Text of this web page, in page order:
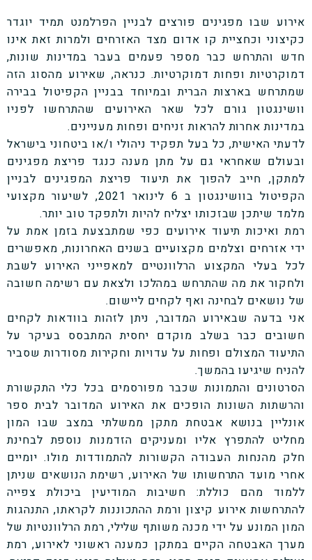
אירוע שבו מפגינים פורצים לבניין הפרלמנט תמיד יוגדר
כקיצוני וכחציית קו אדום מצד האזרחים ולמרות זאת אינו
חדש והתרחש כבר מספר פעמים בעבר במדינות שונות,
דמוקרטיות ופחות דמוקרטיות. כנראה, שאירוע מהסוג הזה
שמתרחש בארצות הברית ובמיוחד בבניין הקפיטול בבירה
וושינגטון גורם לכל שאר האירועים שהתרחשו לפניו
במדינות אחרות להראות זניחים ופחות מעניינים.
לדעתי האישית, כל בעל תפקיד ניהולי ו/או ביטחוני בישראל
ובעולם שאחראי גם על מתן מענה כנגד פריצת מפגינים
למתקן, חייב להפוך את תיעוד פריצת המפגינים לבניין
הקפיטול בוושינגטון ב 6 לינואר 2021, לשיעור מקצועי
מלמד שיתכן שבזכותו יצליח להיות ולתפקד טוב יותר.
רמת ואיכות תיעוד אירועים כפי שמתבצעת בזמן אמת על
ידי אזרחים וצלמים מקצועיים בשנים האחרונות, מאפשרים
לכל בעלי המקצוע הרלוונטיים למאפייני האירוע לשבת
ולחקור את מה שהתרחש במהלכו ולצאת עם רשימה חשובה
של נושאים לבחינה ואף לקחים ליישום.
אני בדעה שבאירוע המדובר, ניתן לזהות בוודאות לקחים
חשובים כבר בשלב מוקדם יחסית המתבסס בעיקר על
התיעוד המצולם ופחות על עדויות וחקירות מסודרות שסביר
להניח שיגיעו בהמשך.
הסרטונים והתמונות שכבר מפורסמים בכל כלי התקשורת
והרשתות השונות הופכים את האירוע המדובר לבית ספר
אונליין בנושא אבטחת מתקן ממשלתי במצב שבו המון
מחליט להתפרץ אליו ומעניקים הזדמנות נוספת לבחינת
חלק מהנחות העבודה הקשורות להתמודדות מולו. יומיים
אחרי מועד התרחשותו של האירוע, רשימת הנושאים שניתן
ללמוד מהם כוללת: חשיבות המודיעין ביכולת צפייה
להתרחשות אירוע קיצון ורמת ההתכוננות לקראתו, התנהגות
המון המונע על ידי מכנה משותף שלילי, רמת הרלוונטיות של
מערך האבטחה הקיים במתקן כמענה ראשוני לאירוע, רמת